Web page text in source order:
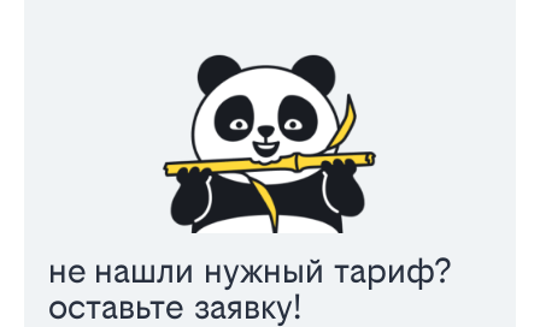
не нашли нужный тариф?
оставьте заявку!